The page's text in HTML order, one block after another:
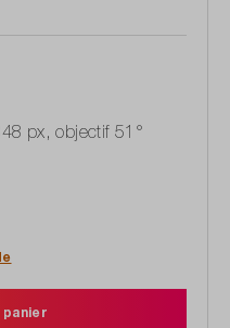
px, objectif 51°